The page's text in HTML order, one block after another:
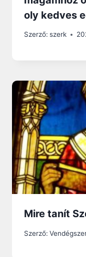
oly kedves
Szerző: szerk
Mire tanít
Szerző: